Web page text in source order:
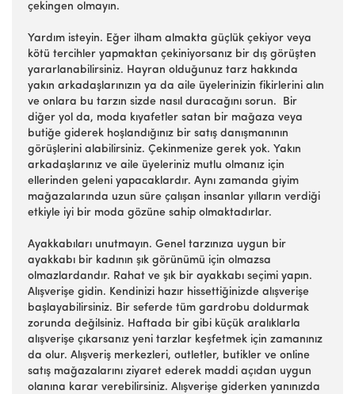
çekingen olmayın.
Yardım isteyin. Eğer ilham almakta güçlük çekiyor veya
kötü tercihler yapmaktan çekiniyorsanız bir dış görüşten
yararlanabilirsiniz. Hayran olduğunuz tarz hakkında
yakın arkadaşlarınızın ya da aile üyelerinizin fikirlerini alın
ve onlara bu tarzın sizde nasıl duracağını sorun. Bir
diğer yol da, moda kıyafetler satan bir mağaza veya
butiğe giderek hoşlandığınız bir satış danışmanının
görüşlerini alabilirsiniz. Çekinmenize gerek yok. Yakın
arkadaşlarınız ve aile üyeleriniz mutlu olmanız için
ellerinden geleni yapacaklardır. Aynı zamanda giyim
mağazalarında uzun süre çalışan insanlar yılların verdiği
etkiyle iyi bir moda gözüne sahip olmaktadırlar.
Ayakkabıları unutmayın. Genel tarzınıza uygun bir
ayakkabı bir kadının şık görünümü için olmazsa
olmazlardandır. Rahat ve şık bir ayakkabı seçimi yapın.
Alışverişe gidin. Kendinizi hazır hissettiğinizde alışverişe
başlayabilirsiniz. Bir seferde tüm gardrobu doldurmak
zorunda değilsiniz. Haftada bir gibi küçük aralıklarla
alışverişe çıkarsanız yeni tarzlar keşfetmek için zamanınız
da olur. Alışveriş merkezleri, outletler, butikler ve online
satış mağazalarını ziyaret ederek maddi açıdan uygun
olanına karar verebilirsiniz. Alışverişe giderken yanınızda